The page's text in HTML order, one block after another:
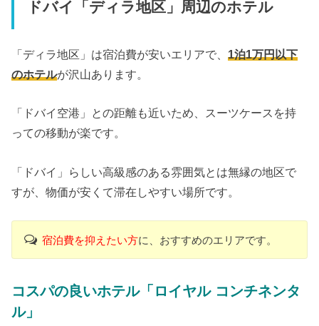
ドバイ「ディラ地区」周辺のホテル
「ディラ地区」は宿泊費が安いエリアで、1泊1万円以下
のホテルが沢山あります。
「ドバイ空港」との距離も近いため、スーツケースを持
っての移動が楽です。
「ドバイ」らしい高級感のある雰囲気とは無縁の地区で
すが、物価が安くて滞在しやすい場所です。
宿泊費を抑えたい方に、おすすめのエリアです。
コスパの良いホテル「ロイヤル コンチネンタ
ル」